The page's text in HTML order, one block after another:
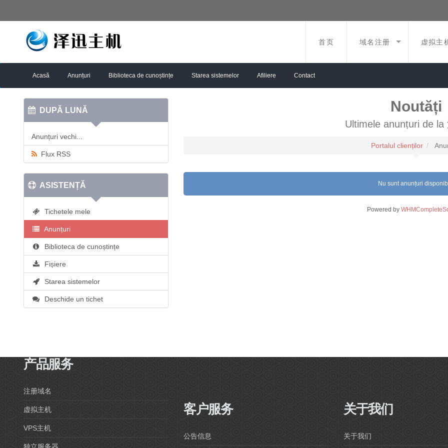
首页 域名注册 虚拟主
Acasă Anunțuri Biblioteca de cunoștințe Starea sistemelor Afiliere Contact
Noutăți
Ultimele anunțuri de la
Portalul clienților
DUPĂ LUNĂ
Anunțuri vechi...
Flux RSS
Nu sunt anunțuri
Powered by
ASISTENȚĂ
Tichetele mele
Anunțuri
Biblioteca de cunoștințe
Fișiere
Starea sistemelor
Deschide un tichet
产品服务
注册域名
虚拟主机
VPS主机
客户服务
公告信息
关于我们
关于我们